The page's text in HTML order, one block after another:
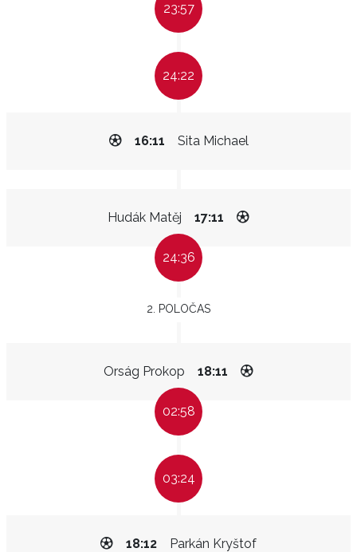
23:57
24:22
Sita Michael
16:11
Hudák Matěj 17:11
24:36
2. POLOČAS
Orság Prokop 18:11
02:58
03:24
Parkán Kryštof
18:12